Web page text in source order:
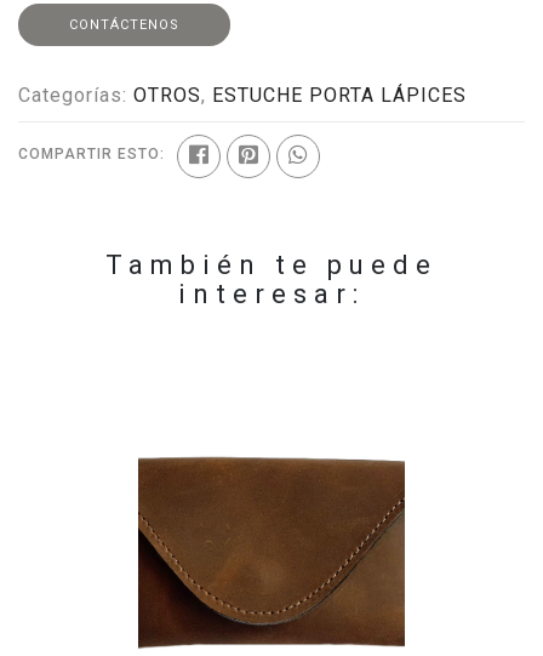
CONTÁCTENOS
Categorías: OTROS, ESTUCHE PORTA LÁPICES
COMPARTIR ESTO:
También te puede
interesar: